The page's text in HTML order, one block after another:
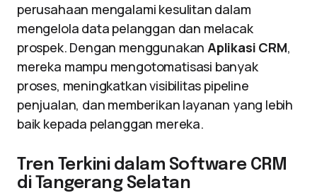
perusahaan mengalami kesulitan dalam
mengelola data pelanggan dan melacak
prospek. Dengan menggunakan Aplikasi CRM,
mereka mampu mengotomatisasi banyak
proses, meningkatkan visibilitas pipeline
penjualan, dan memberikan layanan yang lebih
baik kepada pelanggan mereka.
Tren Terkini dalam Software CRM
di Tangerang Selatan